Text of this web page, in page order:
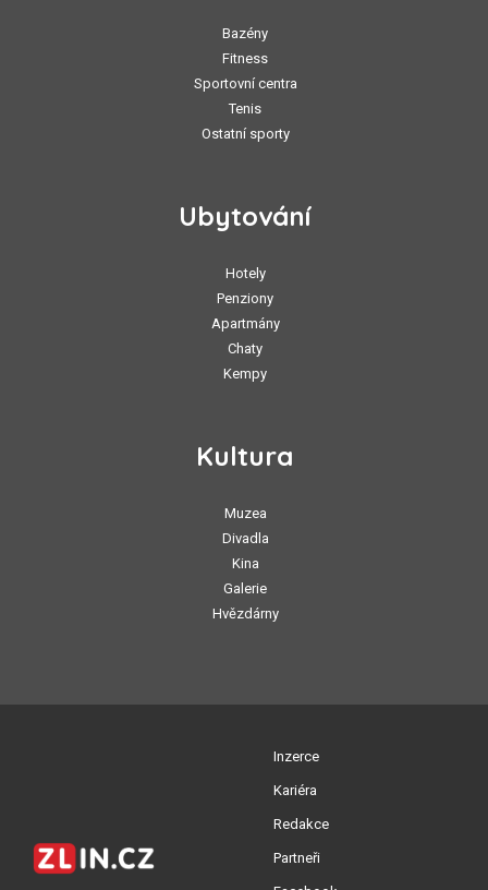
Bazény
Fitness
Sportovní centra
Tenis
Ostatní sporty
Ubytování
Hotely
Penziony
Apartmány
Chaty
Kempy
Kultura
Muzea
Divadla
Kina
Galerie
Hvězdárny
Inzerce
Kariéra
Redakce
Partneři